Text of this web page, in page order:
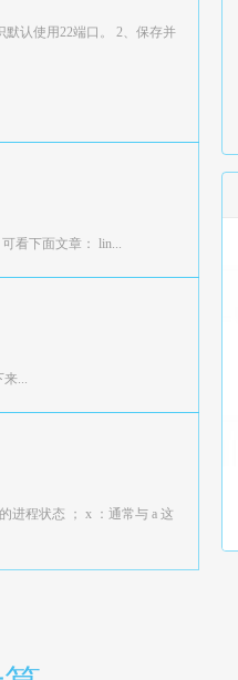
默认使用22端口。 2、保存并
看下面文章： lin...
来...
进程状态 ； x ：通常与 a 这